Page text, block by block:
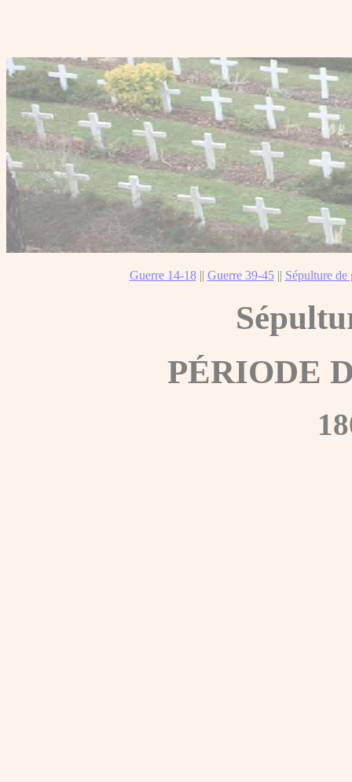
Guerre 14-18|| Guerre 39-45|| Sépulture de
PÉRIODE